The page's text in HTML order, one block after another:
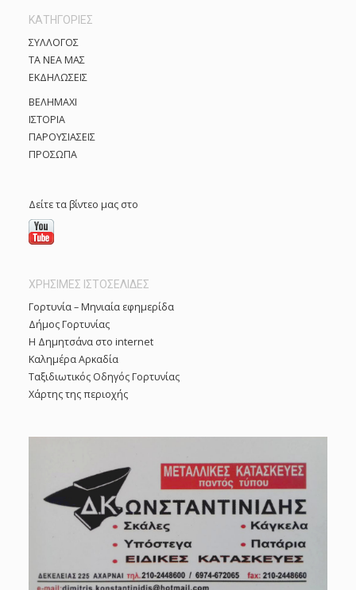
ο
ρ
ι
κ
KΑΤΗΓΟΡΊΕΣ
ΣΥΛΛΟΓΟΣ
ΤΑ ΝΕΑ ΜΑΣ
ΕΚΔΗΛΩΣΕΙΣ
ΒΕΛΗΜΑΧΙ
ΙΣΤΟΡΙΑ
ΠΑΡΟΥΣΙΑΣΕΙΣ
ΠΡΟΣΩΠΑ
Δείτε τα βίντεο μας στο
ΧΡΗΣΙΜΕΣ ΙΣΤΟΣΕΛΙΔΕΣ
Γορτυνία – Μηνιαία εφημερίδα
Δήμος Γορτυνίας
Η Δημητσάνα στο internet
Καλημέρα Αρκαδία
Ταξιδιωτικός Οδηγός Γορτυνίας
Χάρτης της περιοχής